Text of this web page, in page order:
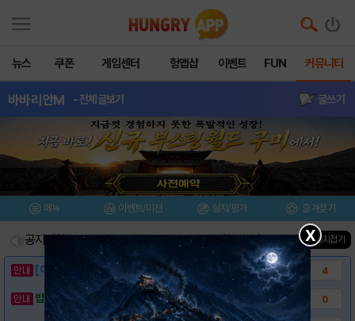
뉴스 쿠폰 게임센터 헝앱샵 이벤트 FUN 커뮤니티
바바리안M - 전체글보기 글쓰기
메뉴 이벤트/미션 설치/평가 즐겨찾기
공지사항 진행중인 이벤트 ▲ 공지접기
[이벤트] 웃음으로 매일매일 해피! 유머 게시.. 4
밥알이의 헝앱통신 ⑲ “밥알이, 드디어 멀티를.. 0
X